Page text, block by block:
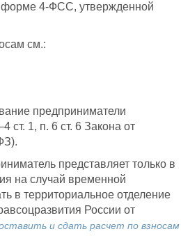
форме 4-ФСС, утвержденной
см.:
предприниматели
1, п. 6 ст. 6 Закона от
представляет только в
на случай временной
в территориальное отделение
России от
и сдать расчет по взносам